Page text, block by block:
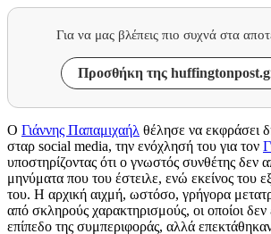
Για να μας βλέπεις πιο συχνά στα
Προσθήκη της
Ο Γιάννης Παπαμιχαήλ θέλησε να εκφράσει
σταρ social media, την ενόχλησή του για τον
υποστηρίζοντας ότι ο γνωστός συνθέτης δεν
μηνύματα που του έστειλε, ενώ εκείνος του
του. Η αρχική αιχμή, ωστόσο, γρήγορα
από σκληρούς χαρακτηρισμούς, οι οποίοι
επίπεδο της συμπεριφοράς, αλλά